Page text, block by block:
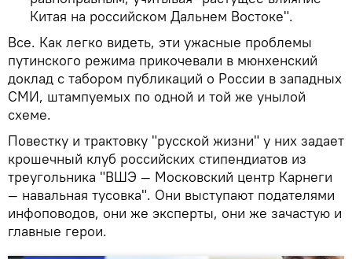
Китая на российском Дальнем Востоке".
Все. Как легко видеть, эти ужасные проблемы
путинского режима прикочевали в мюнхенский
доклад с табором публикаций о России в западных
СМИ, штампуемых по одной и той же унылой
схеме.
Повестку и трактовку "русской жизни" у них задает
крошечный клуб российских стипендиатов из
треугольника "ВШЭ — Московский центр Карнеги
— навальная тусовка". Они выступают подателями
инфоповодов, они же эксперты, они же зачастую и
главные герои.